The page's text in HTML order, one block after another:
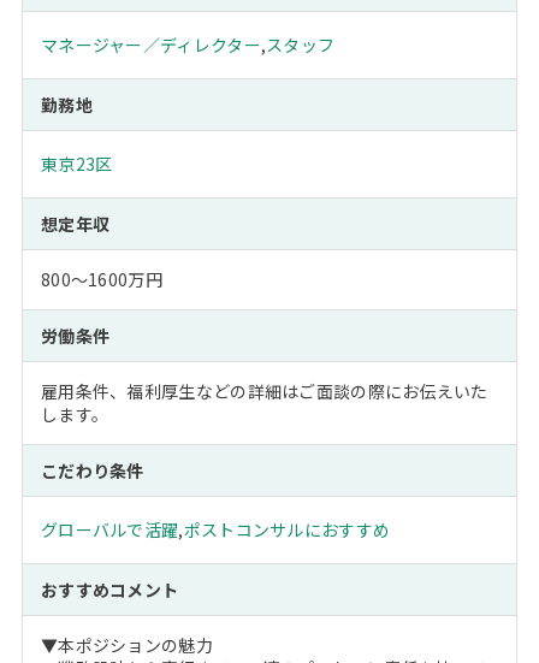
マネージャー／ディレクター,スタッフ
勤務地
東京23区
想定年収
800～1600万円
労働条件
雇用条件、福利厚生などの詳細はご面談の際にお伝えいた
します。
こだわり条件
グローバルで活躍,ポストコンサルにおすすめ
おすすめコメント
▼本ポジションの魅力